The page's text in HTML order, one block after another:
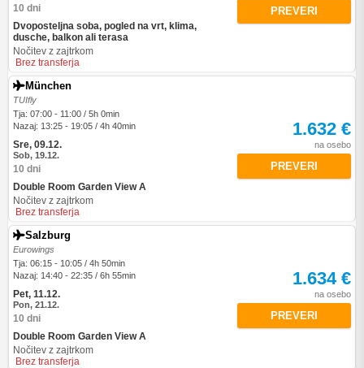
10 dni
Dvoposteljna soba, pogled na vrt, klima,
dusche, balkon ali terasa
Nočitev z zajtrkom
Brez transferja
PREVERI
München
TUIfly
Tja: 07:00 - 11:00 / 5h 0min
Nazaj: 13:25 - 19:05 / 4h 40min
Sre, 09.12.
Sob, 19.12.
10 dni
Double Room Garden View A
Nočitev z zajtrkom
Brez transferja
1.632 €
na osebo
PREVERI
Salzburg
Eurowings
Tja: 06:15 - 10:05 / 4h 50min
Nazaj: 14:40 - 22:35 / 6h 55min
Pet, 11.12.
Pon, 21.12.
10 dni
Double Room Garden View A
Nočitev z zajtrkom
Brez transferja
1.634 €
na osebo
PREVERI